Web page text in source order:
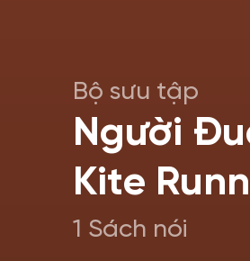
Bộ sưu tập
Người
Kite
1 Sách nói